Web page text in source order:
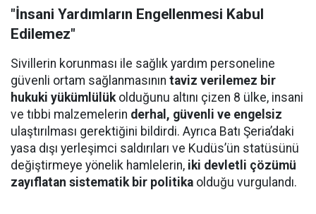
"İnsani Yardımların Engellenmesi Kabul
Edilemez"
Sivillerin korunması ile sağlık yardım personeline
güvenli ortam sağlanmasının taviz verilemez bir
hukuki yükümlülükolduğunu altını çizen 8 ülke, insani
ve tıbbi malzemelerin derhal, güvenli ve engelsiz
ulaştırılması gerektiğini bildirdi. Ayrıca Batı Şeria’daki
yasa dışı yerleşimci saldırıları ve Kudüs’ün statüsünü
değiştirmeye yönelik hamlelerin, iki devletli çözümü
zayıflatan sistematik bir politika olduğu vurgulandı.